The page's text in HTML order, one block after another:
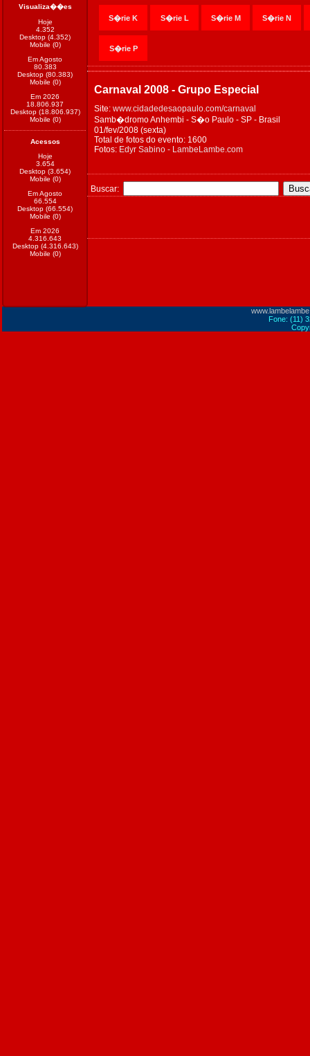
Visualiza��es
Hoje
4.352
Desktop (4.352)
Mobile (0)
Em Agosto
80.383
Desktop (80.383)
Mobile (0)
Em 2026
18.806.937
Desktop (18.806.937)
Mobile (0)
Acessos
Hoje
3.654
Desktop (3.654)
Mobile (0)
Em Agosto
66.554
Desktop (66.554)
Mobile (0)
Em 2026
4.316.643
Desktop (4.316.643)
Mobile (0)
S�rie K S�rie L S�rie M S�rie N
S�rie P
Carnaval 2008 - Grupo Especial
Site: www.cidadedesaopaulo.com/carnaval
Samb�dromo Anhembi - S�o Paulo - SP - Brasil
01/fev/2008 (sexta)
Total de fotos do evento: 1600
Fotos: Edyr Sabino - LambeLambe.com
Buscar:
Fone: (11)